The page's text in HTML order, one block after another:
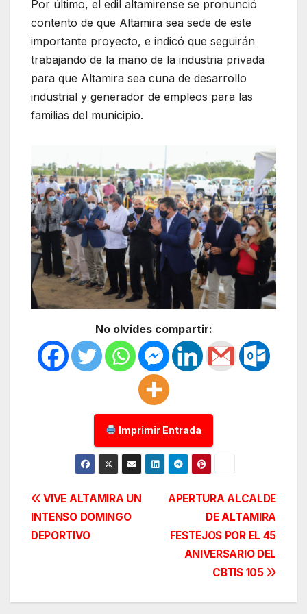
Por último, el edil altamirense se pronunció
contento de que Altamira sea sede de este
importante proyecto, e indicó que seguirán
trabajando de la mano de la industria privada
para que Altamira sea cuna de desarrollo
industrial y generador de empleos para las
familias del municipio.
No olvides compartir:
Imprimir Entrada
Navegación
de
APERTURA ALCALDE
DE ALTAMIRA
FESTEJOS POR EL 45
ANIVERSARIO DEL
CBTIS 105
VIVE ALTAMIRA UN
INTENSO DOMINGO
DEPORTIVO